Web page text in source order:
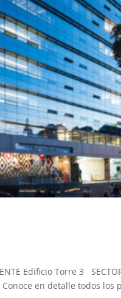
Edificio Torre 3
Conoce en detalle todos